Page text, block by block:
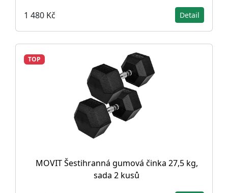
1 480 Kč Detail
TOP
MOVIT Šestihranná gumová činka 27,5 kg,
sada 2 kusů